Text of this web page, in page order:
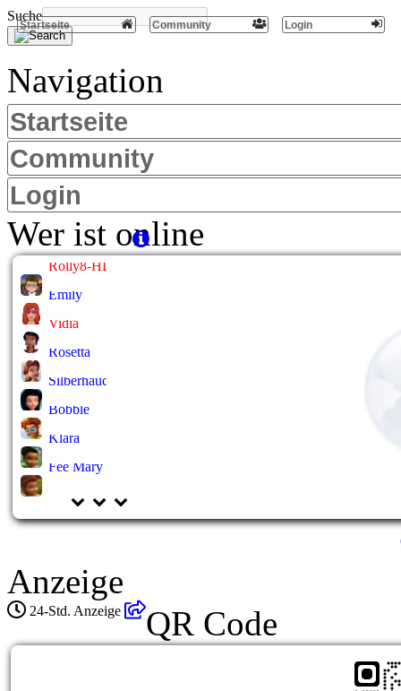
Startseite Community Login
Suche
Navigation
Startseite
Community
Login
Wer ist online
Rolly8-HL
Emily
Vidia
Rosetta
Silberhauch
Bobble
Klara
Fee Mary
Anzeige
24-Std. Anzeige QR Code